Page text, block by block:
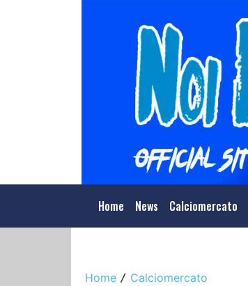
Home News Calciomercato
Home / Calciomercato